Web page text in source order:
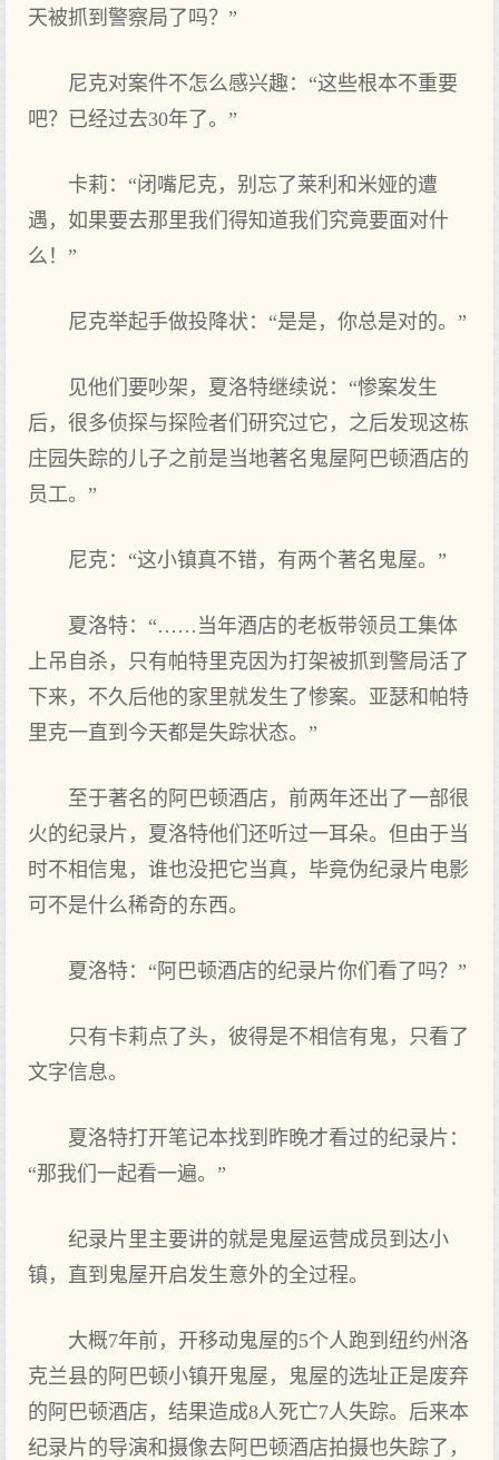
天被抓到警察局了吗？”
尼克对案件不怎么感兴趣：“这些根本不重要
吧？已经过去30年了。”
卡莉：“闭嘴尼克，别忘了莱利和米娅的遭
遇，如果要去那里我们得知道我们究竟要面对什
么！”
尼克举起手做投降状：“是是，你总是对的。”
见他们要吵架，夏洛特继续说：“惨案发生
后，很多侦探与探险者们研究过它，之后发现这栋
庄园失踪的儿子之前是当地著名鬼屋阿巴顿酒店的
员工。”
尼克：“这小镇真不错，有两个著名鬼屋。”
夏洛特：“……当年酒店的老板带领员工集体
上吊自杀，只有帕特里克因为打架被抓到警局活了
下来，不久后他的家里就发生了惨案。亚瑟和帕特
里克一直到今天都是失踪状态。”
至于著名的阿巴顿酒店，前两年还出了一部很
火的纪录片，夏洛特他们还听过一耳朵。但由于当
时不相信鬼，谁也没把它当真，毕竟伪纪录片电影
可不是什么稀奇的东西。
夏洛特：“阿巴顿酒店的纪录片你们看了吗？”
只有卡莉点了头，彼得是不相信有鬼，只看了
文字信息。
夏洛特打开笔记本找到昨晚才看过的纪录片：
“那我们一起看一遍。”
纪录片里主要讲的就是鬼屋运营成员到达小
镇，直到鬼屋开启发生意外的全过程。
大概7年前，开移动鬼屋的5个人跑到纽约州洛
克兰县的阿巴顿小镇开鬼屋，鬼屋的选址正是废弃
的阿巴顿酒店，结果造成8人死亡7人失踪。后来本
纪录片的导演和摄像去阿巴顿酒店拍摄也失踪了，